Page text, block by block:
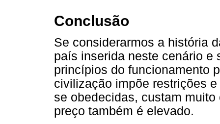
Conclusão
Se considerarmos a história
país inserida neste cenário e
princípios do funcionamento
civilização impõe restrições
se obedecidas, custam
preço também é elevado.